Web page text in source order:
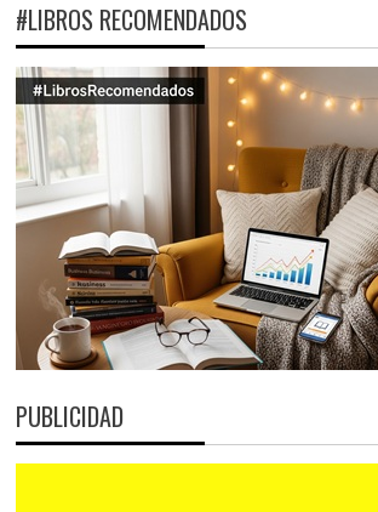
#LIBROS RECOMENDADOS
PUBLICIDAD